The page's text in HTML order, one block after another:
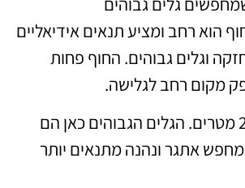
הוא רחב ומציע תנאים אידיאליים
וגלים גבוהים. החוף פחות
מקום רחב לגלישה.
2-4 מטרים. הגלים הגבוהים כאן הם
אתגר ונהנה מתנאים יותר